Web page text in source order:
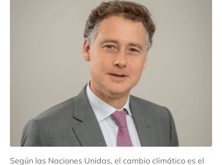
Según las Naciones Unidas, el cambio climático es el